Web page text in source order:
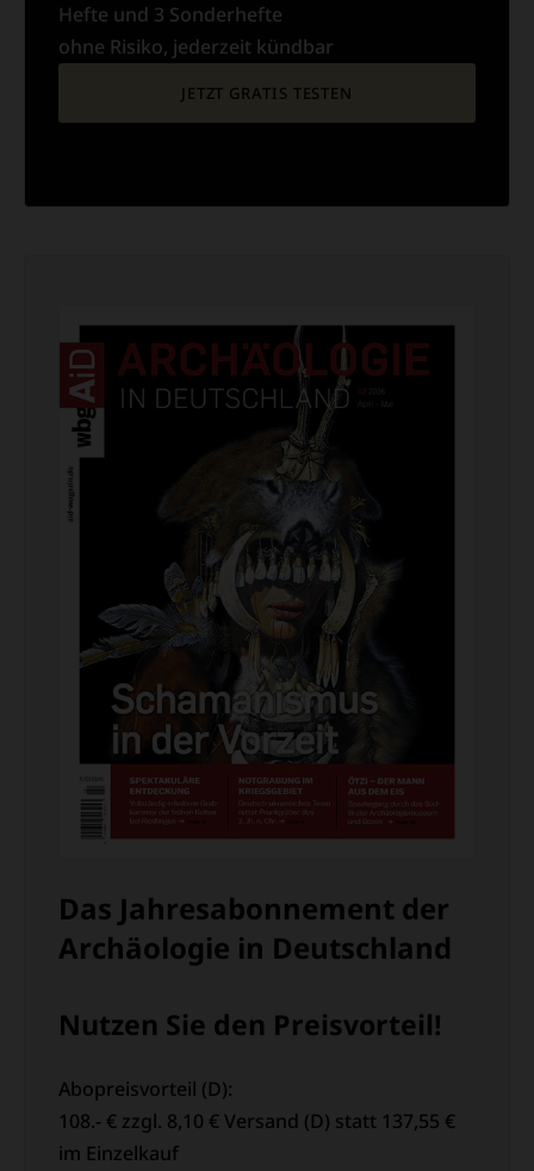
Hefte und 3 Sonderhefte
ohne Risiko, jederzeit kündbar
JETZT GRATIS TESTEN
Das Jahresabonnement der
Archäologie in Deutschland
Nutzen Sie den Preisvorteil!
Abopreisvorteil (D):
108.- € zzgl. 8,10 € Versand (D) statt 137,55 €
im Einzelkauf